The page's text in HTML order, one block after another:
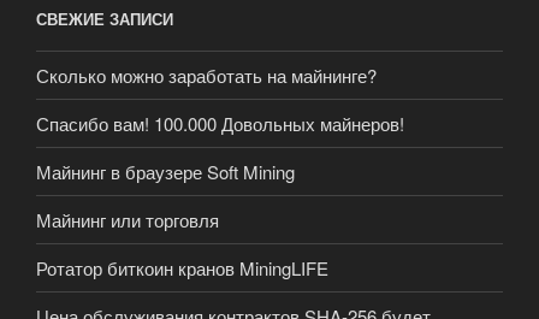
СВЕЖИЕ ЗАПИСИ
Сколько можно заработать на майнинге?
Спасибо вам! 100.000 Довольных майнеров!
Майнинг в браузере Soft Mining
Майнинг или торговля
Ротатор биткоин кранов MiningLIFE